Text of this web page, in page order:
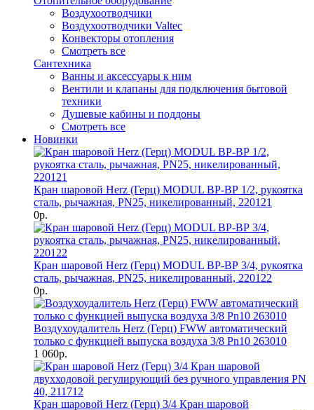
Воздухоотводчики
Воздухоотводчики Valtec
Конвекторы отопления
Смотреть все
Сантехника
Ванны и аксессуары к ним
Вентили и клапаны для подключения бытовой
техники
Душевые кабины и поддоны
Смотреть все
Новинки
Кран шаровой Herz (Герц) MODUL ВР-ВР 1/2, рукоятка
сталь, рычажная, PN25, никелированный, 220121
0р.
Кран шаровой Herz (Герц) MODUL ВР-ВР 3/4, рукоятка
сталь, рычажная, PN25, никелированный, 220122
0р.
Воздухоудалитель Herz (Герц) FWW автоматический
только с функцией выпуска воздуха 3/8 Pn10 263010
1 060р.
Кран шаровой Herz (Герц) 3/4 Кран шаровой